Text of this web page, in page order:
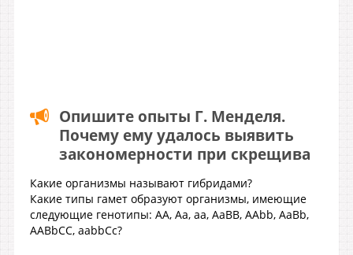
Опишите опыты Г. Менделя.
Почему ему удалось выявить
закономерности при скрещива
Какие организмы называют гибридами?
Какие типы гамет образуют организмы, имеющие
следующие генотипы: АА, Аа, аа, АаВВ, AAbb, AaBb,
AABbCC, aabbCc?